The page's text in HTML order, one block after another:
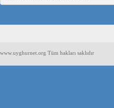
www.uyghurnet.org Tüm hakları saklıdır